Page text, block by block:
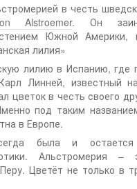
в честь
Alstroemer. Он
Южной Америки,
лилия»
лилию в Испанию, где
Линней, известный
цветок в честь своего
под таким
в Европе.
была и
Альстромерия –
Цветёт не только в